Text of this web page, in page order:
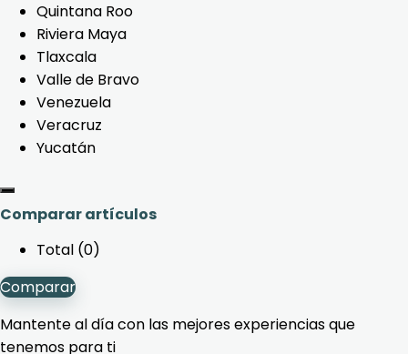
Quintana Roo
Riviera Maya
Tlaxcala
Valle de Bravo
Venezuela
Veracruz
Yucatán
Comparar artículos
Total (0)
Comparar
Mantente al día con las mejores experiencias que
tenemos para ti